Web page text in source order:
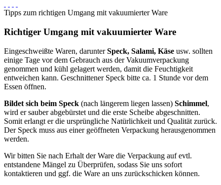
Tipps zum richtigen Umgang mit vakuumierter Ware
Richtiger Umgang mit vakuumierter Ware
Eingeschweißte Waren, darunterSpeck, Salami, Käse usw. sollten
einige Tage vor dem Gebrauch aus der Vakuumverpackung
genommen und kühl gelagert werden, damit die Feuchtigkeit
entweichen kann. Geschnittener Speck bitte ca. 1 Stunde vor dem
Essen öffnen.
Bildet sich beim Speck (nach längerem liegen lassen) Schimmel,
wird er sauber abgebürstet und die erste Scheibe abgeschnitten.
Somit erlangt er die ursprüngliche Natürlichkeit und Qualität zurück.
Der Speck muss aus einer geöffneten Verpackung herausgenommen
werden.
Wir bitten Sie nach Erhalt der Ware die Verpackung auf evtl.
entstandene Mängel zu Überprüfen, sodass Sie uns sofort
kontaktieren und ggf. die Ware an uns zurückschicken können.